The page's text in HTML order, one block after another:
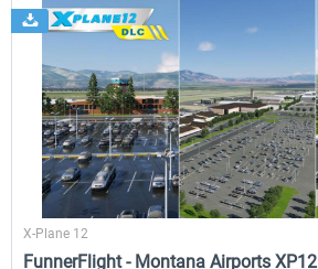
X-Plane 12
FunnerFlight - Montana Airports XP12